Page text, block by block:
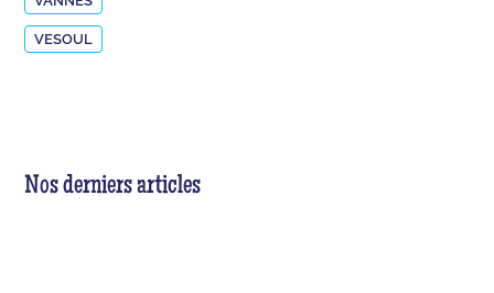
VESOUL
Nos derniers articles